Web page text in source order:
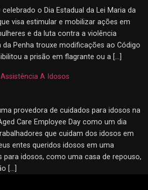
o Dia Estadual da Lei Maria da
visa estimular e mobilizar ações em
e da luta contra a violência
da Penha trouxe modificações ao Código
a prisão em flagrante ou a […]
A Idosos
provedora de cuidados para idosos na
Care Employee Day como um dia
que cuidam dos idosos em
entes queridos idosos em uma
para idosos, como uma casa de repouso,
[…]